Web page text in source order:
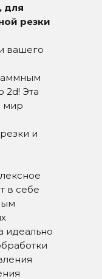
для
резки
вашего
2d! Эта
мир
и
в себе
идеально